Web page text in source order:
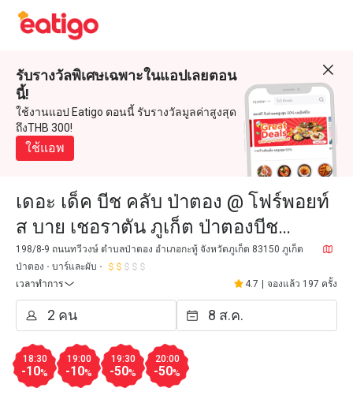
รับรางวัลพิเศษเฉพาะในแอปเลยตอน
นี้!
ใช้งานแอป Eatigo ตอนนี้ รับรางวัลมูลค่าสูงสุด
ถึงTHB 300!
ใช้แอพ
เดอะ เด็ค บีช คลับ ป่าตอง @ โฟร์พอยท์
ส บาย เชอราตัน ภูเก็ต ป่าตองบีช
รีสอร์ท (The Deck Beach Club Patong
@ Four Points by Sherat
198/8-9 ถนนทวีวงษ์ ตำบลป่าตอง อำเภอกะทู้ จังหวัดภูเก็ต 83150 ภูเก็ต
ป่าตอง
บาร์และผับ
เวลาทำการ
4.7 จองแล้ว 197 ครั้ง
18:30
-10%
19:00
-10%
19:30
-50%
20:00
-50%